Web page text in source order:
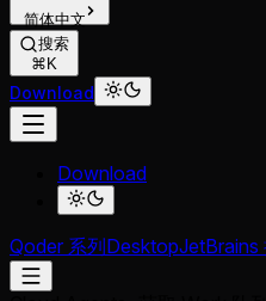
简体中文
搜索
⌘K
Download
Download
Qoder 系列DesktopJetBrains